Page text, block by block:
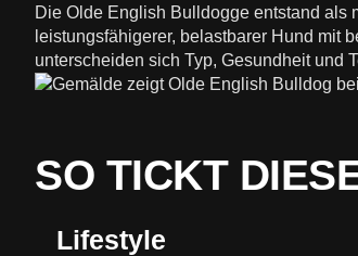
Die Olde English Bulldogge entstand als
leistungsfähigerer, belastbarer Hund mit
unterscheiden sich Typ, Gesundheit und
SO TICKT
Lifestyle